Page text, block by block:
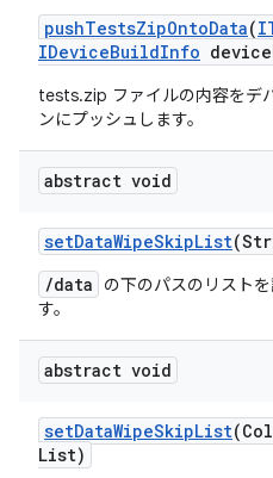
pushTestsZipOntoData(
IDeviceBuildInfo device
tests.zip ファイルの内容をデ
ンにプッシュします。
abstract void
setDataWipeSkipList
/data
の下のパスのリスト
す。
abstract void
setDataWipeSkipList
List)